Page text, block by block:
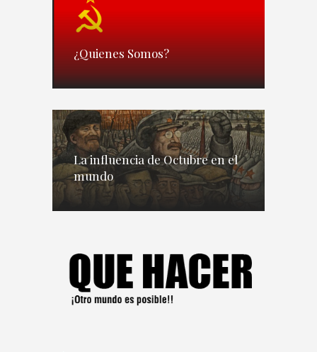
¿Quienes Somos?
La influencia de Octubre en el
mundo